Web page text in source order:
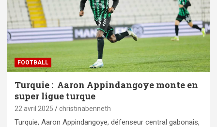
FOOTBALL
Turquie : Aaron Appindangoye monte en
super ligue turque
22 avril 2025 christinabenneth
Turquie, Aaron Appindangoye, défenseur central gabonais,